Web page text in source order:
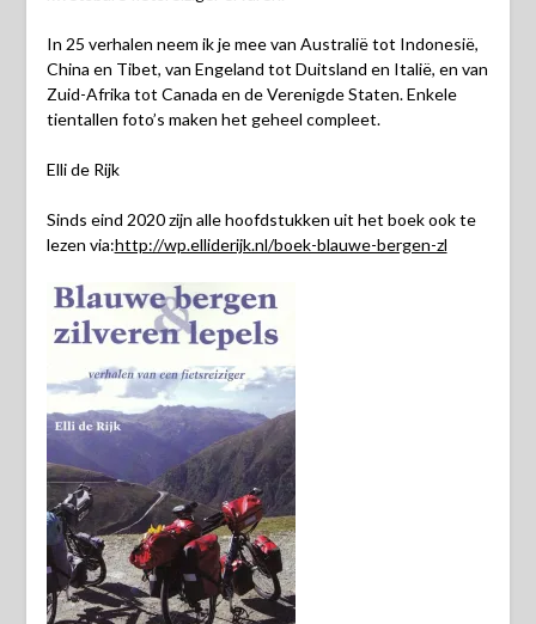
In 25 verhalen neem ik je mee van Australië tot Indonesië,
China en Tibet, van Engeland tot Duitsland en Italië, en van
Zuid-Afrika tot Canada en de Verenigde Staten. Enkele
tientallen foto’s maken het geheel compleet.
Elli de Rijk
Sinds eind 2020 zijn alle hoofdstukken uit het boek ook te
lezen via:http://wp.elliderijk.nl/boek-blauwe-bergen-zl